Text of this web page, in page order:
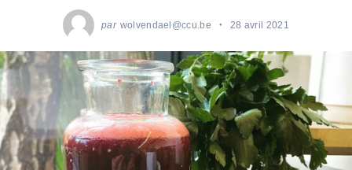
par wolvendael@ccu.be 28 avril 2021